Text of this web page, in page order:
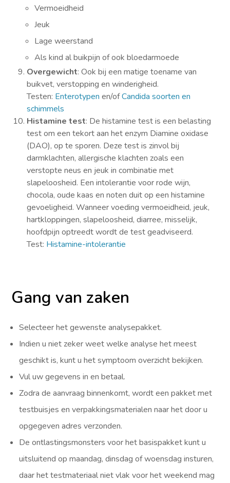
Vermoeidheid
Jeuk
Lage weerstand
Als kind al buikpijn of ook bloedarmoede
Overgewicht: Ook bij een matige toename van
buikvet, verstopping en winderigheid.
Testen: Enterotypen en/ofCandida soorten en
schimmels
Histamine test: De histamine test is een belasting
test om een tekort aan het enzym Diamine oxidase
(DAO), op te sporen. Deze test is zinvol bij
darmklachten, allergische klachten zoals een
verstopte neus en jeuk in combinatie met
slapeloosheid. Een intolerantie voor rode wijn,
chocola, oude kaas en noten duit op een histamine
gevoeligheid. Wanneer voeding vermoeidheid, jeuk,
hartkloppingen, slapeloosheid, diarree, misselijk,
hoofdpijn optreedt wordt de test geadviseerd.
Test: Histamine-intolerantie
Gang van zaken
Selecteer het gewenste analysepakket.
Indien u niet zeker weet welke analyse het meest
geschikt is, kunt u het symptoom overzicht bekijken.
Vul uw gegevens in en betaal.
Zodra de aanvraag binnenkomt, wordt een pakket met
testbuisjes en verpakkingsmaterialen naar het door u
opgegeven adres verzonden.
De ontlastingsmonsters voor het basispakket kunt u
uitsluitend op maandag, dinsdag of woensdag insturen,
daar het testmateriaal niet vlak voor het weekend mag